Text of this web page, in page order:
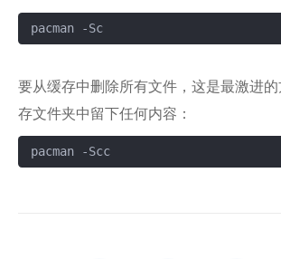
pacman -Sc
要从缓存中删除所有文件，这是最激进
存文件夹中留下任何内容：
pacman -Scc